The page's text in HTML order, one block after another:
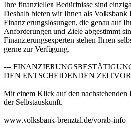
Ihre finanziellen Bedürfnisse sind
Deshalb bieten wir Ihnen als Volksbank
Finanzierungslösungen, die genau auf
Anforderungen und Ziele abgestimmt
Finanzierungsexperten stehen Ihnen
gerne zur Verfügung.
---
DEN ENTSCHEIDENDEN
Mit einem Klick auf den
der Selbstauskunft.
www.volksbank-brenztal.de/vorab-info